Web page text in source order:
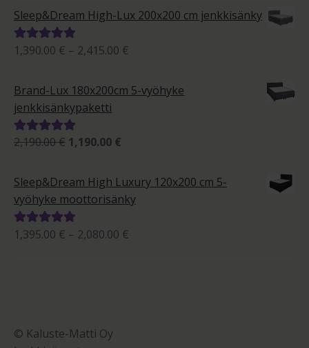
Sleep&Dream High-Lux 200x200 cm jenkkisänky
Arvostelu
1,390.00 € – 2,415.00 €
-
2,415.00 €
Brand-Lux 180x200cm 5-vyöhyke
jenkkisänkypaketti
Arvostelu
5.00
/ 5
2,190.00€ Alkuperäinen
oli:
2,190.00 €.
1,190.00 €
on:
1,190.00 €.
Sleep&Dream High Luxury 120x200 cm 5-
vyöhyke moottorisänky
Arvostelu
1,395.00 € – 2,080.00 €
© Kaluste-Matti Oy